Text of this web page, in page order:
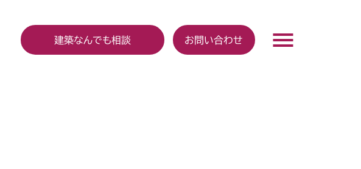
建築なんでも相談 お問い合わせ